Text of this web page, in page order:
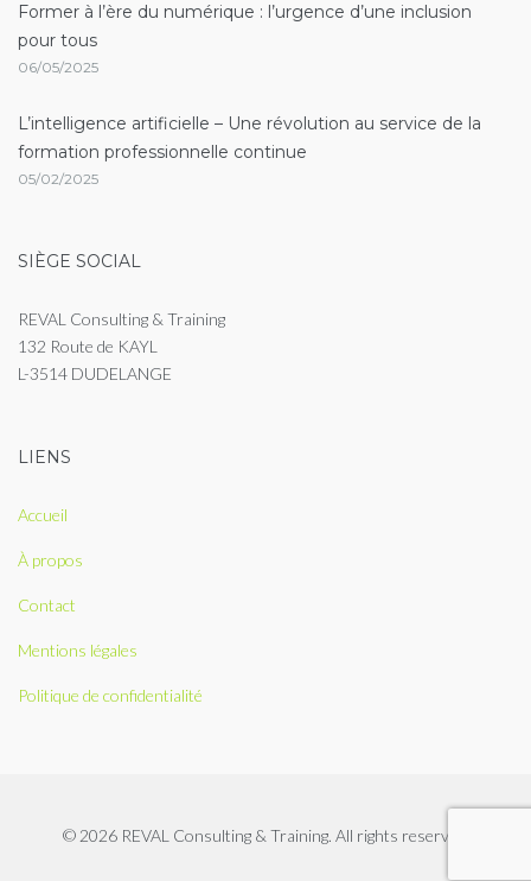
Former à l’ère du numérique : l’urgence d’une inclusion
pour tous
06/05/2025
L’intelligence artificielle – Une révolution au service de la
formation professionnelle continue
05/02/2025
SIÈGE SOCIAL
REVAL Consulting & Training
132 Route de KAYL
L-3514 DUDELANGE
LIENS
Accueil
À propos
Contact
Mentions légales
Politique de confidentialité
© 2026 REVAL Consulting & Training. All rights reserved.